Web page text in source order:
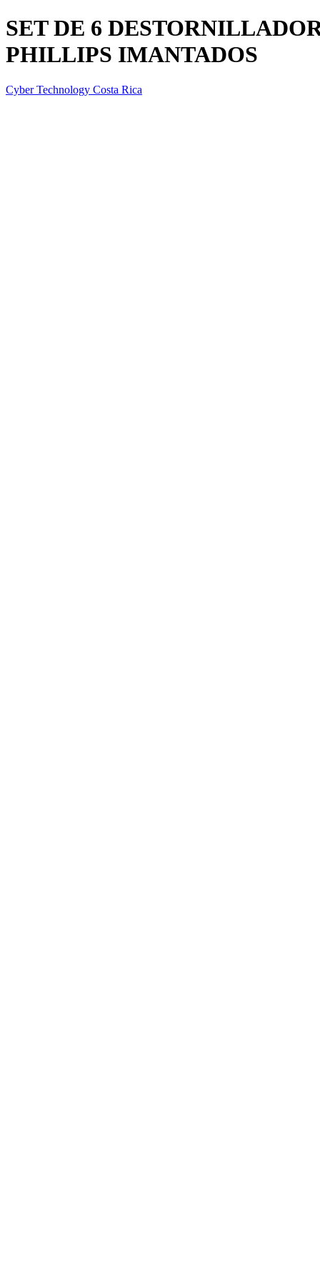
SET DE 6
PHILLIPS IMANTADOS
Cyber Technology Costa Rica